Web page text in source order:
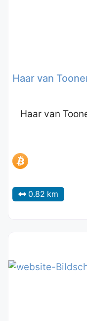
Haar van
Haar van
0.82 km